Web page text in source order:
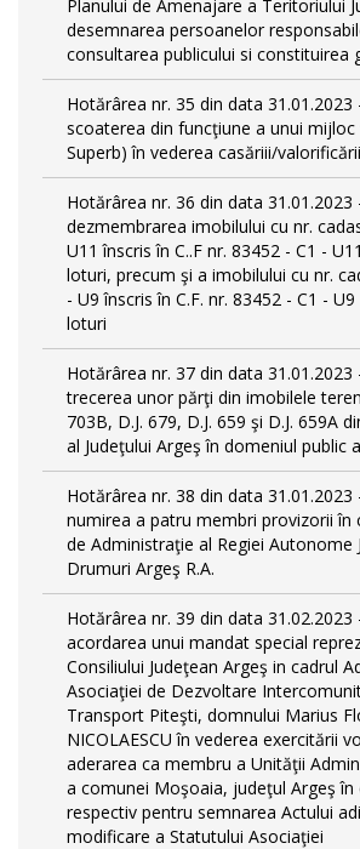
Planului de Amenajare a Teritoriului
desemnarea persoanelor
consultarea publicului si constituirea
Hotărârea nr. 35 din data
scoaterea din funcţiune a unui mijloc
Superb) în vederea casăriii/valorificării
Hotărârea nr. 36 din data
dezmembrarea imobilului cu nr.
U11 înscris în C..F nr. 83452 - C1 -
loturi, precum şi a imobilului cu nr.
- U9 înscris în C.F. nr. 83452 - C1 -
loturi
Hotărârea nr. 37 din data
trecerea unor părţi din imobilele
703B, D.J. 679, D.J. 659 şi D.J. 659A
al Judeţului Argeş în domeniul public
Hotărârea nr. 38 din data
numirea a patru membri provizorii în
de Administraţie al Regiei Autonome
Drumuri Argeş R.A.
Hotărârea nr. 39 din data
acordarea unui mandat special
Consiliului Judeţean Argeş in cadrul
Asociaţiei de Dezvoltare
Transport Piteşti, domnului Marius
NICOLAESCU în vederea exercitării
aderarea ca membru a Unităţii
a comunei Moşoaia, judeţul Argeş în
respectiv pentru semnarea Actului
modificare a Statutului Asociaţiei